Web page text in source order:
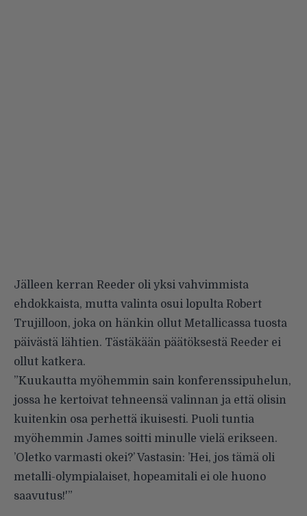
Jälleen kerran Reeder oli yksi vahvimmista
ehdokkaista, mutta valinta osui lopulta Robert
Trujilloon, joka on hänkin ollut Metallicassa tuosta
päivästä lähtien. Tästäkään päätöksestä Reeder ei
ollut katkera.
”Kuukautta myöhemmin sain konferenssipuhelun,
jossa he kertoivat tehneensä valinnan ja että olisin
kuitenkin osa perhettä ikuisesti. Puoli tuntia
myöhemmin James soitti minulle vielä erikseen.
’Oletko varmasti okei?’ Vastasin: ’Hei, jos tämä oli
metalli-olympialaiset, hopeamitali ei ole huono
saavutus!'”